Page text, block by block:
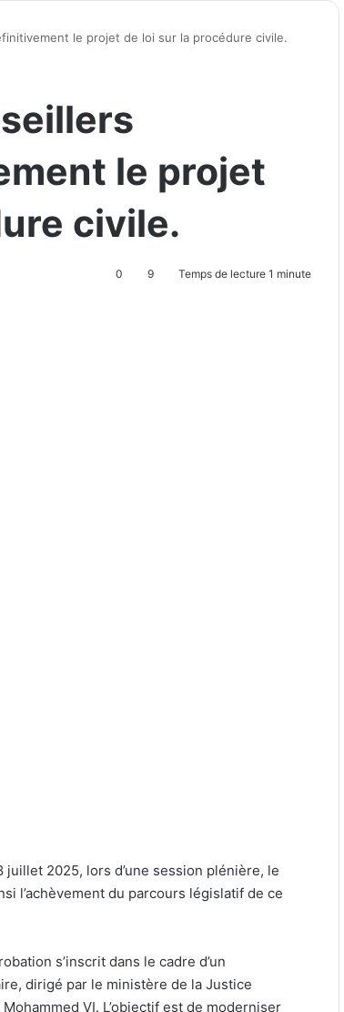
le projet de loi sur la procédure civile.
le projet
civile.
0 9 Temps de lecture 1 minute
2025, lors d’une session plénière, le
l’achèvement du parcours législatif de ce
s’inscrit dans le cadre d’un
dirigé par le ministère de la Justice
VI. L’objectif est de moderniser